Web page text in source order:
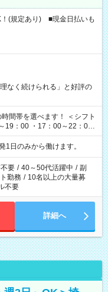
(規定あり) ■現金日払いも
なく続けられる」と好評の
19：00 ・17：00～22：00
：00 など
1日のみから働けます。
要 / 40～50代活躍中 / 副
勤務 / 10名以上の大量募
不要
詳細へ